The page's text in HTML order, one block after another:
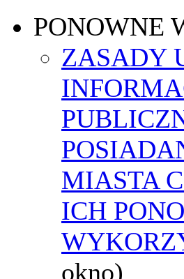
PONOWNE
ZASADY
MIASTA
ICH
okno)